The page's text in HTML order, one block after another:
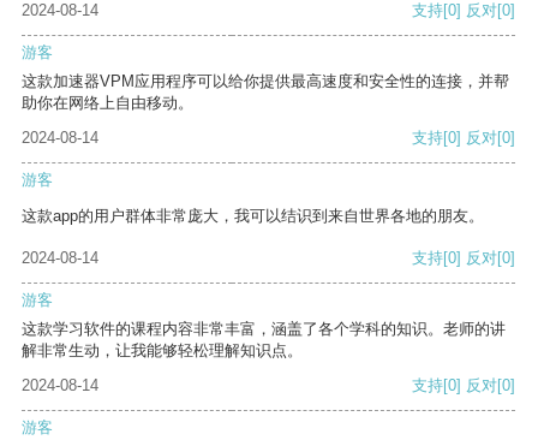
2024-08-14 支持[0] 反对[0]
游客
这款加速器VPM应用程序可以给你提供最高速度和安全性的连接，并帮
助你在网络上自由移动。
2024-08-14
支持[0] 反对[0]
游客
这款app的用户群体非常庞大，我可以结识到来自世界各地的朋友。
2024-08-14 支持[0] 反对[0]
游客
这款学习软件的课程内容非常丰富，涵盖了各个学科的知识。老师的讲
解非常生动，让我能够轻松理解知识点。
2024-08-14
支持[0] 反对[0]
游客